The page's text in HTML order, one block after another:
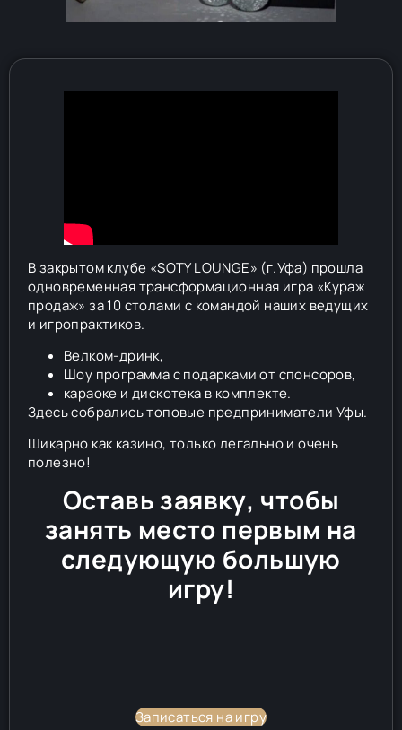
В закрытом клубе «SOTY LOUNGE» (г.Уфа) прошла
одновременная трансформационная игра «Кураж
продаж» за 10 столами с командой наших ведущих
и игропрактиков.
Велком-дринк,
Шоу программа с подарками от спонсоров,
караоке и дискотека в комплекте.
Здесь собрались топовые предприниматели Уфы.
Шикарно как казино, только легально и очень
полезно!
Оставь заявку, чтобы
занять место первым на
следующую большую
игру!
Записаться на игру